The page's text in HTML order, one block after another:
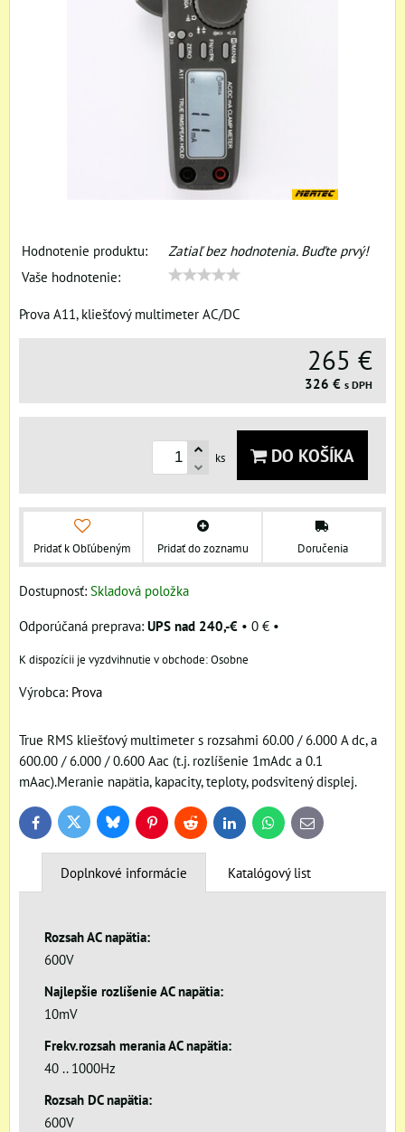
Hodnotenie produktu:
Zatiaľ bez hodnotenia. Buďte prvý!
Vaše hodnotenie:
Prova A11, kliešťový multimeter AC/DC
265 €
326 € s DPH
ks DO KOŠÍKA
Pridať k Obľúbeným Pridať do zoznamu Doručenia
Dostupnosť: Skladová položka
UPS nad 240,-€ • 0 € •
Osobne
Výrobca: Prova
True RMS kliešťový multimeter s rozsahmi 60.00 / 6.000 A dc, a
600.00 / 6.000 / 0.600 Aac (t.j. rozlíšenie 1mAdc a 0.1
mAac).Meranie napätia, kapacity, teploty, podsvitený displej.
FacebookTwitter BlueskyPinterestReddit LinkedInWhatsApp
E-
mail
Doplnkové informácie Katalógový list
Rozsah AC napätia:
600V
Najlepšie rozlíšenie AC napätia:
10mV
Frekv.rozsah merania AC napätia:
40 .. 1000Hz
Rozsah DC napätia:
600V